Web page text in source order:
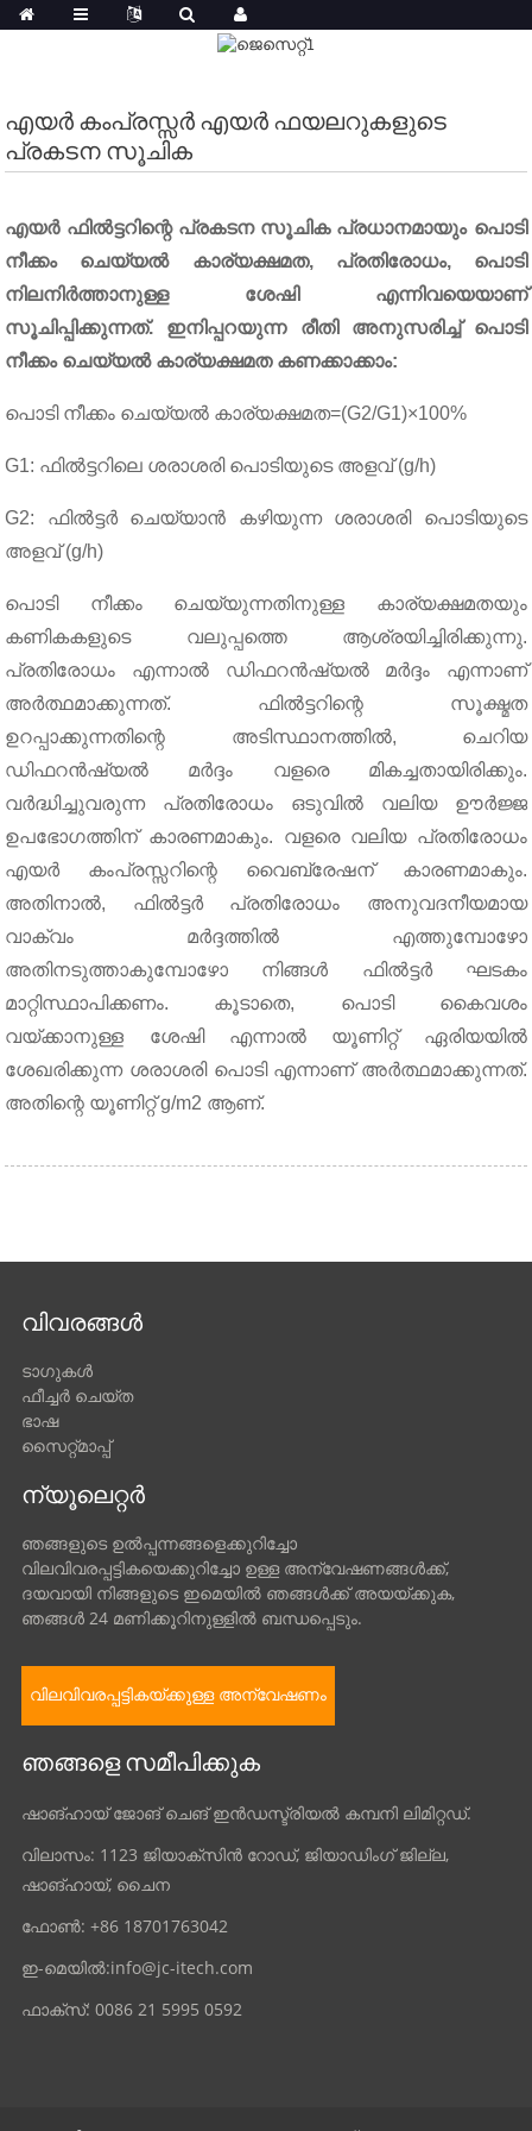
എയർ കംപ്രസ്സർ എയർ ഫയലറുകളുടെ
പ്രകടന സൂചിക
എയർ ഫിൽട്ടറിന്റെ പ്രകടന സൂചിക പ്രധാനമായും പൊടി
നീക്കം ചെയ്യൽ കാര്യക്ഷമത, പ്രതിരോധം, പൊടി
നിലനിർത്താനുള്ള ശേഷി എന്നിവയെയാണ്
സൂചിപ്പിക്കുന്നത്. ഇനിപ്പറയുന്ന രീതി അനുസരിച്ച് പൊടി
നീക്കം ചെയ്യൽ കാര്യക്ഷമത കണക്കാക്കാം:
പൊടി നീക്കം ചെയ്യൽ കാര്യക്ഷമത=(G2/G1)×100%
G1: ഫിൽട്ടറിലെ ശരാശരി പൊടിയുടെ അളവ് (g/h)
G2: ഫിൽട്ടർ ചെയ്യാൻ കഴിയുന്ന ശരാശരി പൊടിയുടെ
അളവ് (g/h)
പൊടി നീക്കം ചെയ്യുന്നതിനുള്ള കാര്യക്ഷമതയും
കണികകളുടെ വലുപ്പത്തെ ആശ്രയിച്ചിരിക്കുന്നു.
പ്രതിരോധം എന്നാൽ ഡിഫറൻഷ്യൽ മർദ്ദം എന്നാണ്
അർത്ഥമാക്കുന്നത്. ഫിൽട്ടറിന്റെ സൂക്ഷ്മത
ഉറപ്പാക്കുന്നതിന്റെ അടിസ്ഥാനത്തിൽ, ചെറിയ
ഡിഫറൻഷ്യൽ മർദ്ദം വളരെ മികച്ചതായിരിക്കും.
വർദ്ധിച്ചുവരുന്ന പ്രതിരോധം ഒടുവിൽ വലിയ ഊർജ്ജ
ഉപഭോഗത്തിന് കാരണമാകും. വളരെ വലിയ പ്രതിരോധം
എയർ കംപ്രസ്സറിന്റെ വൈബ്രേഷന് കാരണമാകും.
അതിനാൽ, ഫിൽട്ടർ പ്രതിരോധം അനുവദനീയമായ
വാക്വം മർദ്ദത്തിൽ എത്തുമ്പോഴോ
അതിനടുത്താകുമ്പോഴോ നിങ്ങൾ ഫിൽട്ടർ ഘടകം
മാറ്റിസ്ഥാപിക്കണം. കൂടാതെ, പൊടി കൈവശം
വയ്ക്കാനുള്ള ശേഷി എന്നാൽ യൂണിറ്റ് ഏരിയയിൽ
ശേഖരിക്കുന്ന ശരാശരി പൊടി എന്നാണ് അർത്ഥമാക്കുന്നത്.
അതിന്റെ യൂണിറ്റ് g/m2 ആണ്.
വിവരങ്ങൾ
ടാഗുകൾ
ഫീച്ചർ ചെയ്ത
ഭാഷ
സൈറ്റ്മാപ്പ്
ന്യൂലെറ്റർ
ഞങ്ങളുടെ ഉൽപ്പന്നങ്ങളെക്കുറിച്ചോ
വിലവിവരപ്പട്ടികയെക്കുറിച്ചോ ഉള്ള അന്വേഷണങ്ങൾക്ക്,
ദയവായി നിങ്ങളുടെ ഇമെയിൽ ഞങ്ങൾക്ക് അയയ്ക്കുക,
ഞങ്ങൾ 24 മണിക്കൂറിനുള്ളിൽ ബന്ധപ്പെടും.
വിലവിവരപ്പട്ടികയ്ക്കുള്ള അന്വേഷണം
ഞങ്ങളെ സമീപിക്കുക
ഷാങ്ഹായ് ജോങ് ചെങ് ഇൻഡസ്ട്രിയൽ കമ്പനി ലിമിറ്റഡ്.
വിലാസം: 1123 ജിയാക്സിൻ റോഡ്, ജിയാഡിംഗ് ജില്ല,
ഷാങ്ഹായ്, ചൈന
ഫോൺ: +86 18701763042
ഇ-മെയിൽ:info@jc-itech.com
ഫാക്സ്: 0086 21 5995 0592